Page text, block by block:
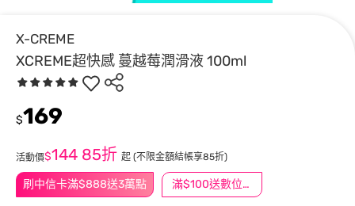
X-CREME
XCREME超快感 蔓越莓潤滑液 100ml
刷中信卡滿$888送3萬點 滿$100送數位印花
$169
活動價$144 85折 起 (不限金額結帳享85折)